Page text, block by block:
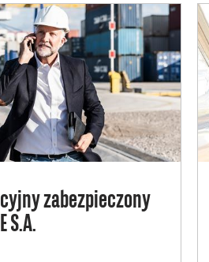
zabezpieczony
S.A.